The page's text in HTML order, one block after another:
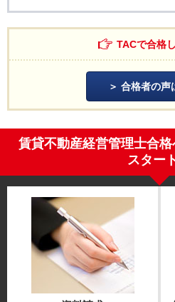
TACで合格
合格者の声
賃貸不動産経営管理士合
スター